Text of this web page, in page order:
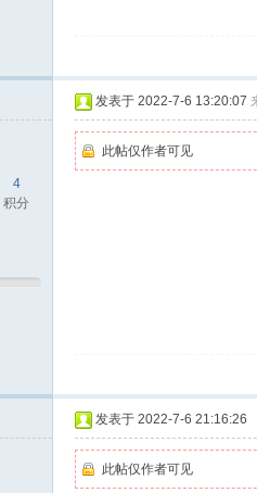
4
积分
发表于 2022-7-6 13:20:07
此帖仅作者可见
发表于 2022-7-6 21:16:26
此帖仅作者可见